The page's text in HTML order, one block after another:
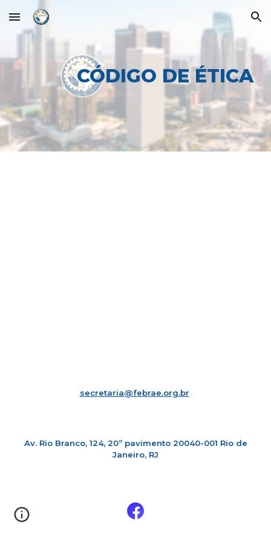
Skip to main content Skip to navigation
CÓDIGO DE ÉTICA
secretaria@febrae.org.br
Av. Rio Branco, 124, 20º pavimento 20040-001 Rio de
Janeiro, RJ